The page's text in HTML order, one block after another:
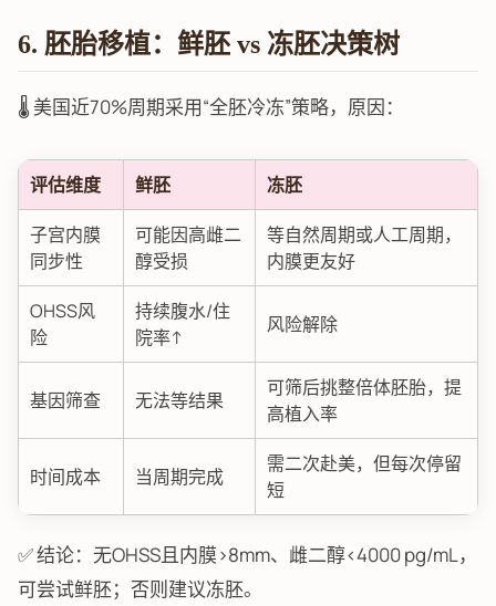
6. 胚胎移植：鲜胚 vs 冻胚决策树
🌡️ 美国近70%周期采用“全胚冷冻”策略，原因：
评估维度 鲜胚 冻胚
子宫内膜
同步性
可能因高雌二
醇受损
等自然周期或人工周期，
内膜更友好
OHSS风
险
持续腹水/住
院率↑
风险解除
基因筛查 无法等结果
可筛后挑整倍体胚胎，提
高植入率
时间成本 当周期完成
需二次赴美，但每次停留
短
✅ 结论：无OHSS且内膜>8mm、雌二醇<4000 pg/mL，
可尝试鲜胚；否则建议冻胚。